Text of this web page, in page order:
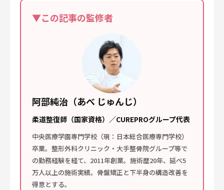
▼この記事の監修者
阿部純治（あべ じゅんじ）
柔道整復師（国家資格）／CUREPROグループ代表
中央医療学園専門学校（現：日本総合医療専門学校）
卒業。整形外科クリニック・大手整骨院グループ等で
の勤務経験を経て、2011年創業。施術歴20年、延べ5
万人以上の施術実績。骨盤矯正と下半身の構造改善を
得意とする。